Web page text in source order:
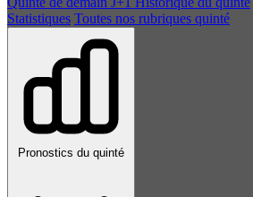
Statistiques Toutes nos rubriques quinté
Pronostics du quinté